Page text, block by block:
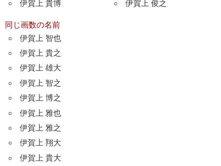
伊賀上 貴博 伊賀上 俊之
同じ画数の名前
伊賀上 智也
伊賀上 貴之
伊賀上 雄大
伊賀上 智之
伊賀上 博之
伊賀上 雅也
伊賀上 雅之
伊賀上 翔大
伊賀上 貴大